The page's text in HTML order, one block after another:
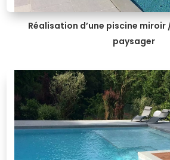
Réalisation d’une piscine
paysager